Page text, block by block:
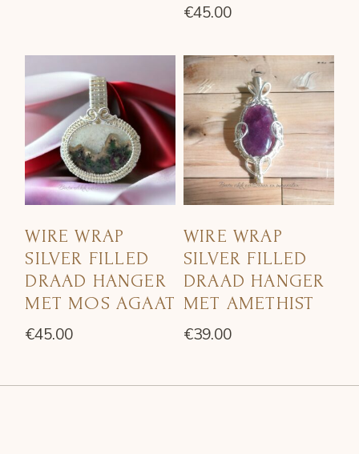
€45.00
WIRE WRAP
SILVER FILLED
DRAAD HANGER
MET MOS AGAAT
€45.00
WIRE WRAP
SILVER FILLED
DRAAD HANGER
MET AMETHIST
€39.00